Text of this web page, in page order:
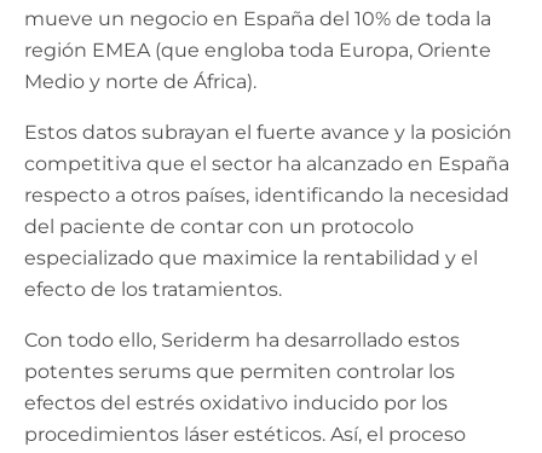
mueve un negocio en España del 10% de toda la
región EMEA (que engloba toda Europa, Oriente
Medio y norte de África).
Estos datos subrayan el fuerte avance y la posición
competitiva que el sector ha alcanzado en España
respecto a otros países, identificando la necesidad
del paciente de contar con un protocolo
especializado que maximice la rentabilidad y el
efecto de los tratamientos.
Con todo ello, Seriderm ha desarrollado estos
potentes serums que permiten controlar los
efectos del estrés oxidativo inducido por los
procedimientos láser estéticos. Así, el proceso